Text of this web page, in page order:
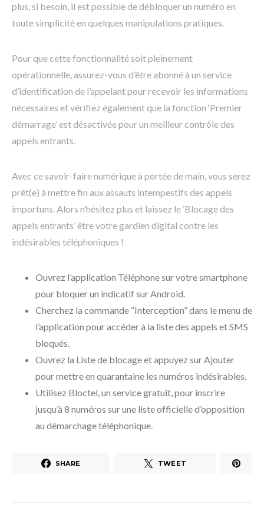
plus, si besoin, il est possible de débloquer un numéro en
toute simplicité en quelques manipulations pratiques.
Pour que cette fonctionnalité soit pleinement
opérationnelle, assurez-vous d’être abonné à un service
d’identification de l’appelant pour recevoir les informations
nécessaires et vérifiez également que la fonction ‘Premier
démarrage’ est désactivée pour un meilleur contrôle des
appels entrants.
Avec ce savoir-faire numérique à portée de main, vous serez
prêt(e) à mettre fin aux assauts intempestifs des appels
importuns. Alors n’hésitez plus et laissez le ‘Blocage des
appels entrants’ être votre gardien digital contre les
indésirables téléphoniques !
Ouvrez l’application Téléphone sur votre smartphone
pour bloquer un indicatif sur Android.
Cherchez la commande “Interception” dans le menu de
l’application pour accéder à la liste des appels et SMS
bloqués.
Ouvrez la Liste de blocage et appuyez sur Ajouter
pour mettre en quarantaine les numéros indésirables.
Utilisez Bloctel, un service gratuit, pour inscrire
jusqu’à 8 numéros sur une liste officielle d’opposition
au démarchage téléphonique.
SHARE TWEET